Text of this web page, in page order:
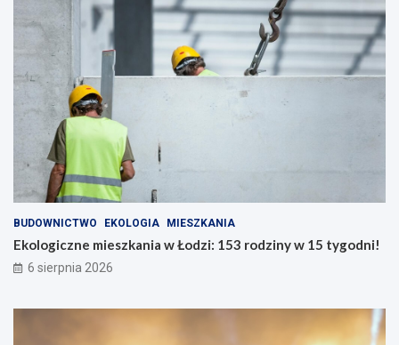
BUDOWNICTWO EKOLOGIA MIESZKANIA
Ekologiczne mieszkania w Łodzi: 153 rodziny w 15 tygodni!
6 sierpnia 2026